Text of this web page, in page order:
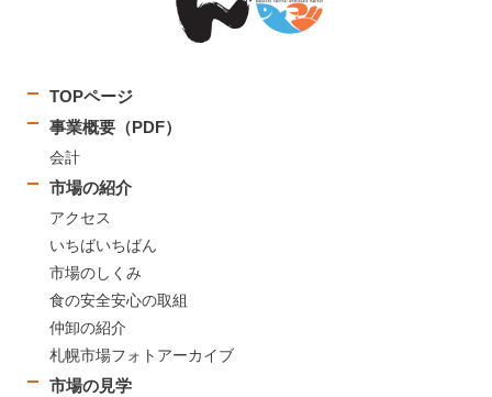
TOPページ
事業概要（PDF）
会計
市場の紹介
アクセス
いちばいちばん
市場のしくみ
食の安全安心の取組
仲卸の紹介
札幌市場フォトアーカイブ
市場の見学